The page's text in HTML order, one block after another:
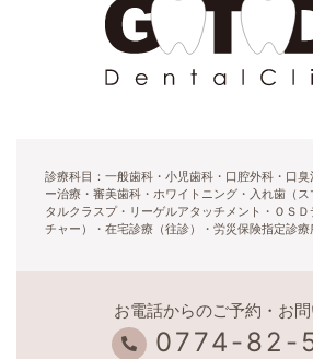
診療科目：一般歯科・小児歯科・口腔外科・口
ー治療・審美歯科・ホワイトニング・入れ歯（
タルクラスプ・リーゲルアタッチメント・ＯＳ
チャー）・在宅診療（往診）・労災保険指定診療
お電話からのご予約・お
0774-82-